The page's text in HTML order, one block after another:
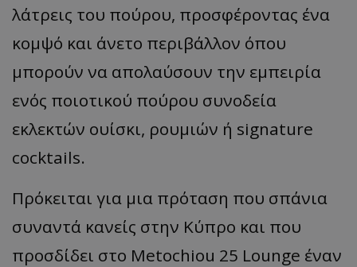
λάτρεις του πούρου, προσφέροντας ένα
κομψό και άνετο περιβάλλον όπου
μπορούν να απολαύσουν την εμπειρία
ενός ποιοτικού πούρου συνοδεία
εκλεκτών ουίσκι, ρουμιών ή signature
cocktails.
Πρόκειται για μια πρόταση που σπάνια
συναντά κανείς στην Κύπρο και που
προσδίδει στο Metochiou 25 Lounge έναν